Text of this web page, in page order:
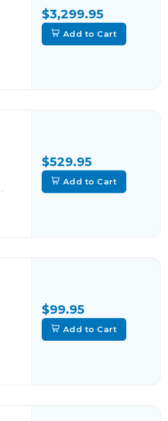
$3,299.95
Add to Cart
$529.95
Add to Cart
$99.95
Add to Cart